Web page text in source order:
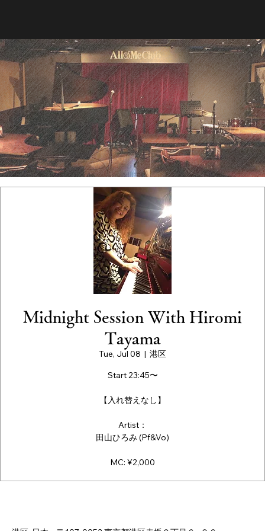
Midnight Session With Hiromi
Tayama
Tue, Jul 08
  |
港区
Start 23:45〜
【入れ替えなし】
Artist：
田山ひろみ (Pf&Vo)
MC: ¥2,000